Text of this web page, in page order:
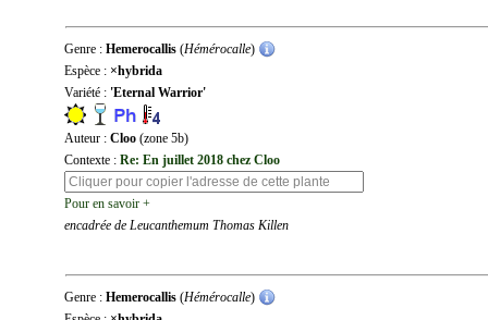
Genre : Hemerocallis (Hémérocalle)
Espèce : ×hybrida
Variété : 'Eternal Warrior'
Auteur : Cloo (zone 5b)
Contexte : Re: En juillet 2018 chez Cloo
Pour en savoir +
encadrée de Leucanthemum Thomas Killen
Genre : Hemerocallis (Hémérocalle)